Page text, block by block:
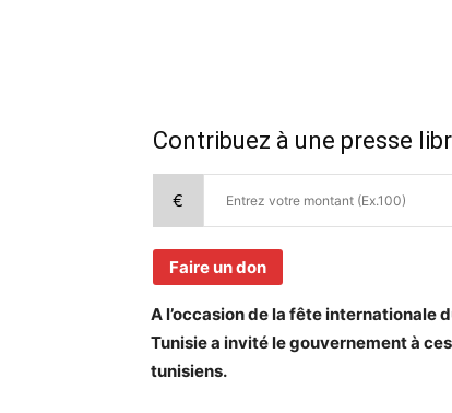
Contribuez à une presse
€
Faire un don
A l’occasion de la fête internationale
Tunisie a invité le gouvernement à
tunisiens.